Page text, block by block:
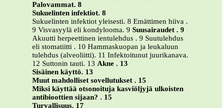
Palovammat. 8
Sukuelinten infektiot. 8
Sukuelinten infektiot yleisesti. 8 Emättimen hiiva .
9 Visvasyylä eli kondylooma. 9 Suusairaudet . 9
Akuutti herpeettinen ientulehdus . 9 Suutulehdus
eli stomatiitti . 10 Hammaskuopan ja leukaluun
tulehdus (alveoliitti). 11 Infektoitunut juurikanava.
12 Suttonin tauti. 13 Akne . 13
Sisäinen käyttö. 13
Muut mahdolliset sovellutukset . 15
Miksi käyttää otsonoituja kasviöljyjä ulkoisten
antibioottien sijaan? . 15
Turvallisuus. 17